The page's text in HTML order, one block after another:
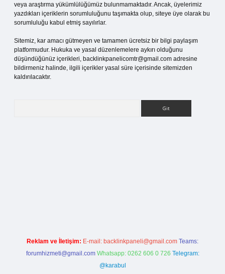
veya araştırma yükümlülüğümüz bulunmamaktadır. Ancak, üyelerimiz
yazdıkları içeriklerin sorumluluğunu taşımakta olup, siteye üye olarak bu
sorumluluğu kabul etmiş sayılırlar.
Sitemiz, kar amacı gütmeyen ve tamamen ücretsiz bir bilgi paylaşım
platformudur. Hukuka ve yasal düzenlemelere aykırı olduğunu
düşündüğünüz içerikleri, backlinkpanelicomtr@gmail.com adresine
bildirmeniz halinde, ilgili içerikler yasal süre içerisinde sitemizden
kaldırılacaktır.
Reklam ve İletişim: E-mail: backlinkpaneli@gmail.com Teams:
forumhizmeti@gmail.com Whatsapp: 0262 606 0 726 Telegram:
@karabul